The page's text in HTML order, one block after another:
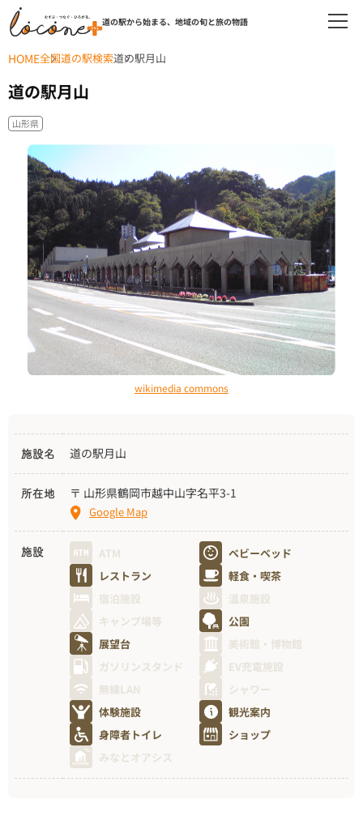
道の駅から始まる、地域の旬と旅の物語
HOME全国道の駅検索道の駅月山
道の駅月山
山形県
wikimedia commons
施設名 道の駅月山
所在地 〒 山形県鶴岡市越中山字名平3-1
Google Map
施設 ATM
ベビーベッド
レストラン
軽食・喫茶
宿泊施設
温泉施設
キャンプ場等
公園
展望台
美術館・博物館
ガソリンスタンド
EV充電施設
無線LAN
シャワー
体験施設
観光案内
身障者トイレ
ショップ
みなとオアシス